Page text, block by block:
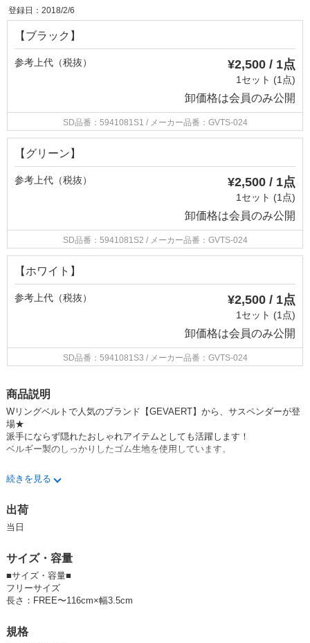
登録日：2018/2/6
【ブラック】
参考上代（税抜） ¥2,500 / 1点
1セット (1点)
卸価格は会員のみ公開
SD品番：5941081S1 / メーカー品番：GVTS-024
【グリーン】
参考上代（税抜） ¥2,500 / 1点
1セット (1点)
卸価格は会員のみ公開
SD品番：5941081S2 / メーカー品番：GVTS-024
【ホワイト】
参考上代（税抜） ¥2,500 / 1点
1セット (1点)
卸価格は会員のみ公開
SD品番：5941081S3 / メーカー品番：GVTS-024
商品説明
Wリングベルトで人気のブランド【GEVAERT】から、サスペンダーが登
場★
派手にならず隠れたおしゃれアイテムとしても活躍します！
ベルギー製のしっかりしたゴム生地を使用しています。
【GEVAERTとは】
1899年創業のベルギーの老舗織物メーカー「GEVAERT社（ゲバルト
国内でベルトに仕上げたゲバルトベルト。
ゲバルト社とライセンス契約を結び、許可を得てネームをつけて販売して
徴。
老若男女問わず人気のブランドです♪
☆☆GEVAERTシリーズは コチラ
続きを見る
出荷
当日
サイズ・容量
■サイズ・容量■
フリーサイズ
長さ：FREE〜116cm×幅3.5cm
規格